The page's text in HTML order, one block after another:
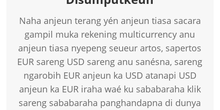
Naha anjeun terang yén anjeun tiasa sacara
gampil muka rekening multicurrency anu
anjeun tiasa nyepeng seueur artos, sapertos
EUR sareng USD sareng anu sanésna, sareng
ngarobih EUR anjeun ka USD atanapi USD
anjeun ka EUR iraha waé ku sababaraha klik
sareng sababaraha panghandapna di dunya